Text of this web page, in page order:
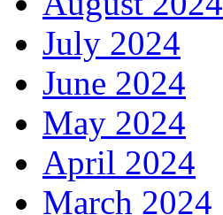
July 2024
June 2024
May 2024
April 2024
March 2024